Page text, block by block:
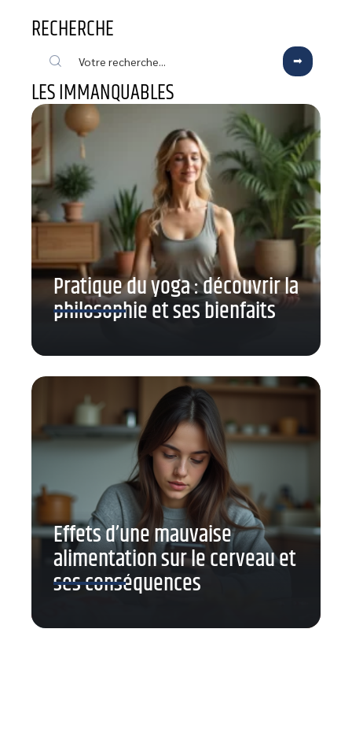
RECHERCHE
LES IMMANQUABLES
Pratique du yoga : découvrir la
philosophie et ses bienfaits
Effets d’une mauvaise
alimentation sur le cerveau et
ses conséquences